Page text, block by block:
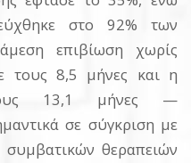
στο 92% των
επιβίωση χωρίς
τους 8,5 μήνες και η
13,1 μήνες —
σε σύγκριση με
θεραπειών